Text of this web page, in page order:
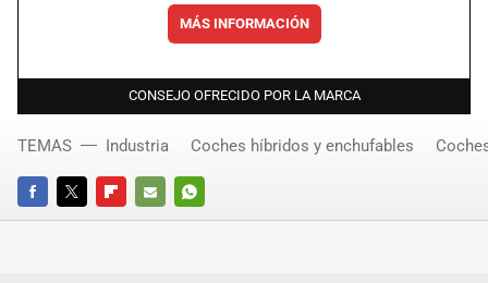
MÁS INFORMACIÓN
CONSEJO OFRECIDO POR LA MARCA
FACEBOOKTWITTERFLIPBOARD
E-
WHATSAPP
TEMAS Industria Coches híbridos y enchufables